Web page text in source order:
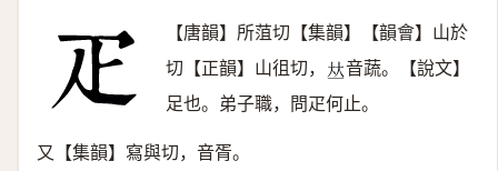
【唐韻】所菹切【集韻】【韻會】山於
切【正韻】山徂切， 𠀤音蔬。【說文】
足也。弟子職，問疋何止。
又【集韻】寫與切，音胥。